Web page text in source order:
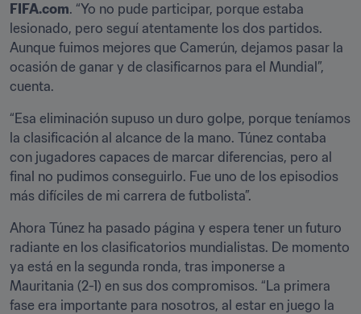
FIFA.com. “Yo no pude participar, porque estaba
lesionado, pero seguí atentamente los dos partidos.
Aunque fuimos mejores que Camerún, dejamos pasar la
ocasión de ganar y de clasificarnos para el Mundial”,
cuenta.
“Esa eliminación supuso un duro golpe, porque teníamos
la clasificación al alcance de la mano. Túnez contaba
con jugadores capaces de marcar diferencias, pero al
final no pudimos conseguirlo. Fue uno de los episodios
más difíciles de mi carrera de futbolista”.
Ahora Túnez ha pasado página y espera tener un futuro
radiante en los clasificatorios mundialistas. De momento
ya está en la segunda ronda, tras imponerse a
Mauritania (2-1) en sus dos compromisos. “La primera
fase era importante para nosotros, al estar en juego la